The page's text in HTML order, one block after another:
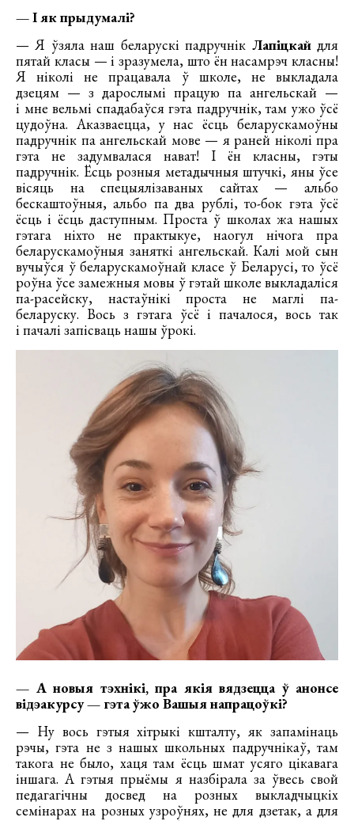
— І як прыдумалі?
— Я ўзяла наш беларускі падручнік Лапіцкайдля
пятай класы — і зразумела, што ён насамрэч класны!
Я ніколі не працавала ў школе, не выкладала
дзецям — з дарослымі працую па ангельскай —
і мне вельмі спадабаўся гэта падручнік, там ужо ўсё
цудоўна. Аказваецца, у нас ёсць беларускамоўны
падручнік па ангельскай мове — я раней ніколі пра
гэта не задумвалася нават! І ён класны, гэты
падручнік. Ёсць розныя метадычныя штучкі, яны ўсе
вісяць на спецыялізаваных сайтах — альбо
бескаштоўныя, альбо па два рублі, то-бок гэта ўсё
ёсць і ёсць даступным. Проста ў школах жа нашых
гэтага ніхто не практыкуе, наогул нічога пра
беларускамоўныя заняткі ангельскай. Калі мой сын
вучыўся ў беларускамоўнай класе ў Беларусі, то ўсё
роўна ўсе замежныя мовы ў гэтай школе выкладаліся
па-расейску, настаўнікі проста не маглі па-
беларуску. Вось з гэтага ўсё і пачалося, вось так
і пачалі запісваць нашы ўрокі.
— А новыя тэхнікі, пра якія вядзецца ў анонсе
відэакурсу — гэта ўжо Вашыя напрацоўкі?
— Ну вось гэтыя хітрыкі кшталту, як запамінаць
рэчы, гэта не з нашых школьных падручнікаў, там
такога не было, хаця там ёсць шмат усяго цікавага
іншага. А гэтыя прыёмы я назбірала за ўвесь свой
педагагічны досвед на розных выкладчыцкіх
семінарах на розных узроўнях, не для дзетак, а для